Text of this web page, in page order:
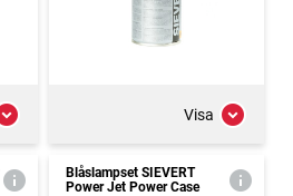
Visa
Blåslampset SIEVERT
Power Jet Power Case